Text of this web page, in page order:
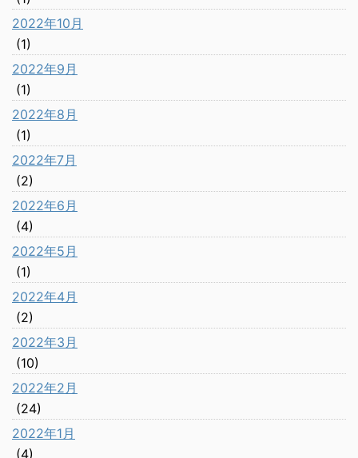
2022年10月
(1)
2022年9月
(1)
2022年8月
(1)
2022年7月
(2)
2022年6月
(4)
2022年5月
(1)
2022年4月
(2)
2022年3月
(10)
2022年2月
(24)
2022年1月
(4)